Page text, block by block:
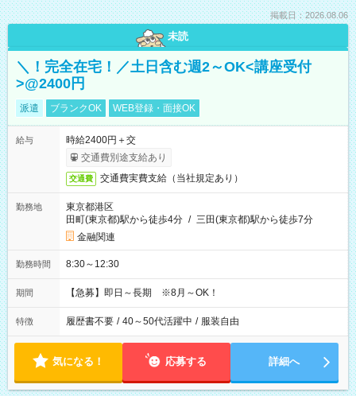
掲載日：2026.08.06
未読
＼！完全在宅！／土日含む週2～OK<講座受付
>@2400円
派遣 ブランクOK WEB登録・面接OK
給与
時給2400円＋交
交通費別途支給あり
交通費 交通費実費支給（当社規定あり）
勤務地
東京都港区
田町(東京都)駅から徒歩4分 / 三田(東京都)駅から徒歩7分
金融関連
勤務時間 8:30～12:30
期間 【急募】即日～長期 ※8月～OK！
特徴 履歴書不要 / 40～50代活躍中 / 服装自由
気になる！ 応募する 詳細へ